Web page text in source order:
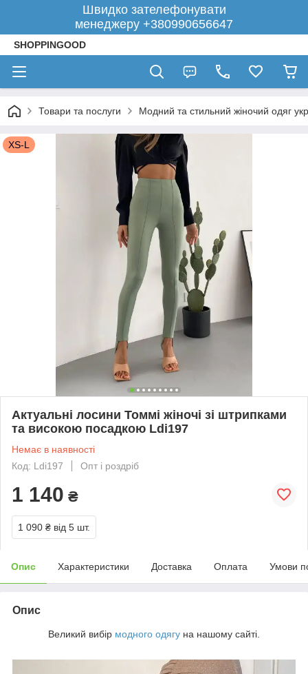
Швидко зателефонувати
менеджеру +380990656647
SHOPPINGOOD
Товари та послуги Модний та стильний жіночий одяг
XS-L
Актуальні лосини Томмі жіночі зі штрипками
та високою посадкою Ldi197
Немає в наявності
Код: Ldi197
Опт і роздріб
1 140 ₴
1 090 ₴ від 5 шт.
Опис Характеристики Доставка Оплата Умови
Опис
Великий вибір модного одягу на нашому сайті.